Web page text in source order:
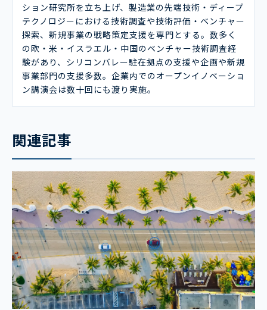
ション研究所を立ち上げ、製造業の先端技術・ディープ
テクノロジーにおける技術調査や技術評価・ベンチャー
探索、新規事業の戦略策定支援を専門とする。数多く
の欧・米・イスラエル・中国のベンチャー技術調査経
験があり、シリコンバレー駐在拠点の支援や企画や新規
事業部門の支援多数。企業内でのオープンイノベーショ
ン講演会は数十回にも渡り実施。
関連記事